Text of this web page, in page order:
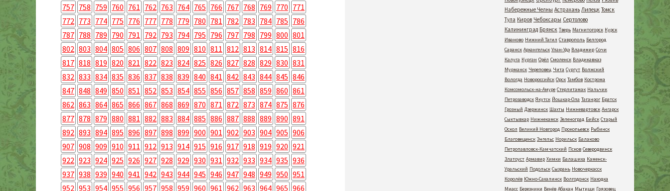
757 758 759 760 761 762 763 764 765 766 767 768 769 770 771
772 773 774 775 776 777 778 779 780 781 782 783 784 785 786
787 788 789 790 791 792 793 794 795 796 797 798 799 800 801
802 803 804 805 806 807 808 809 810 811 812 813 814 815 816
817 818 819 820 821 822 823 824 825 826 827 828 829 830 831
832 833 834 835 836 837 838 839 840 841 842 843 844 845 846
847 848 849 850 851 852 853 854 855 856 857 858 859 860 861
862 863 864 865 866 867 868 869 870 871 872 873 874 875 876
877 878 879 880 881 882 883 884 885 886 887 888 889 890 891
892 893 894 895 896 897 898 899 900 901 902 903 904 905 906
907 908 909 910 911 912 913 914 915 916 917 918 919 920 921
922 923 924 925 926 927 928 929 930 931 932 933 934 935 936
937 938 939 940 941 942 943 944 945 946 947 948 949 950 951
952 953 954 955 956 957 958 959 960 961 962 963 964 965 966
Набережные Челны Астрахань Липецк Томск
Тула Киров Чебоксары Сертолово
Калининград Брянск Тверь Магнитогорск Курск
Иваново Нижний Тагил Ставрополь Белгород
Саранск Архангельск Улан-Удэ Владимир Сочи
Калуга Курган Орёл Смоленск Владикавказ
Мурманск Череповец Чита Сургут Волжский
Вологда Новороссийск Орск Тамбов Кострома
Комсомольск-на-Амуре Стерлитамак Нальчик
Петрозаводск Якутск Йошкар-Ола Таганрог Братск
Грозный Дзержинск Шахты Нижневартовск Ангарск
Сыктывкар Нижнекамск Зеленоград Бийск Старый
Оскол Великий Новгород Прокопьевск Рыбинск
Благовещенск Энгельс Норильск Балаково
Петропавловск-Камчатский Псков Северодвинск
Златоуст Армавир Химки Балашиха Каменск-
Уральский Подольск Сызрань Новочеркасск
Королёв Южно-Сахалинск Волгодонск Находка
Миасс Березники Венёв Абакан Мытищи Грязовец